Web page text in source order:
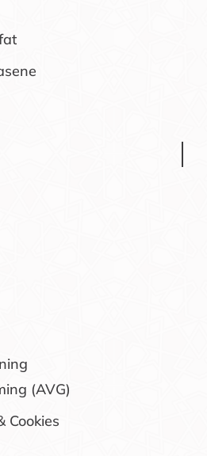
(AVG)
Cookies